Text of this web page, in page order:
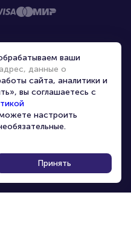
10:00 до 21:00,
ваши
данные о
сайта, аналитики и
вы соглашаетесь с
настроить
Принять